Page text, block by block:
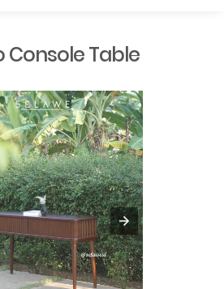
Console Table